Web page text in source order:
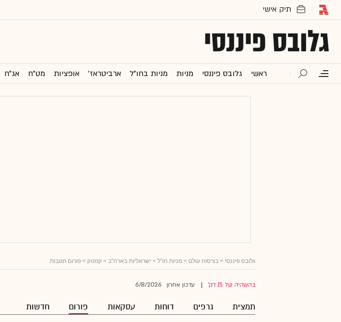
גלובס פיננסי
ראשי גלובס פיננסי מניות מניות בחו"ל ארביטראז' אופציות מט"ח אג"ח
גלובס פיננסי > בורסות עולם > מניות חו"ל > ישראליות בארה"ב > קמטק > פורום תגובות
בהשהיה של 15 דק' עדכון אחרון 6/8/2026
תמצית גרפים דוחות עסקאות פורום חדשות